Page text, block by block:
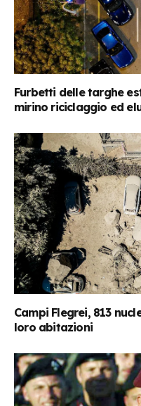
Furbetti delle targhe
mirino riciclaggio ed
Campi Flegrei, 813
loro abitazioni